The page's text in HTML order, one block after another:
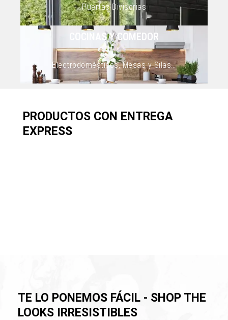
Puertas Divisorias
COCINAS Y COMEDOR
Electrodomésticos, Mesas y Silas…
PRODUCTOS CON ENTREGA
EXPRESS
TE LO PONEMOS FÁCIL - SHOP THE
LOOKS IRRESISTIBLES